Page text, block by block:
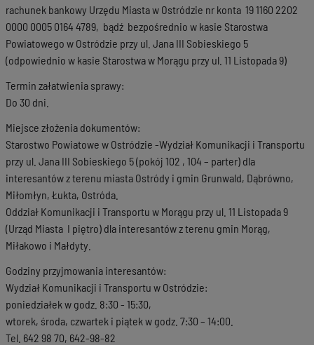
rachunek bankowy Urzędu Miasta w Ostródzie nr konta 19 1160 2202
0000 0005 0164 4789, bądź bezpośrednio w kasie Starostwa
Powiatowego w Ostródzie przy ul. Jana III Sobieskiego 5
(odpowiednio w kasie Starostwa w Morągu przy ul. 11 Listopada 9)
Termin załatwienia sprawy:
Do 30 dni.
Miejsce złożenia dokumentów:
Starostwo Powiatowe w Ostródzie -Wydział Komunikacji i Transportu
przy ul. Jana III Sobieskiego 5 (pokój 102 , 104 – parter) dla
interesantów z terenu miasta Ostródy i gmin Grunwald, Dąbrówno,
Miłomłyn, Łukta, Ostróda.
Oddział Komunikacji i Transportu w Morągu przy ul. 11 Listopada 9
(Urząd Miasta I piętro) dla interesantów z terenu gmin Morąg,
Miłakowo i Małdyty.
Godziny przyjmowania interesantów:
Wydział Komunikacji i Transportu w Ostródzie:
poniedziałek w godz. 8:30 - 15:30,
wtorek, środa, czwartek i piątek w godz. 7:30 – 14:00.
Tel. 642 98 70, 642-98-82